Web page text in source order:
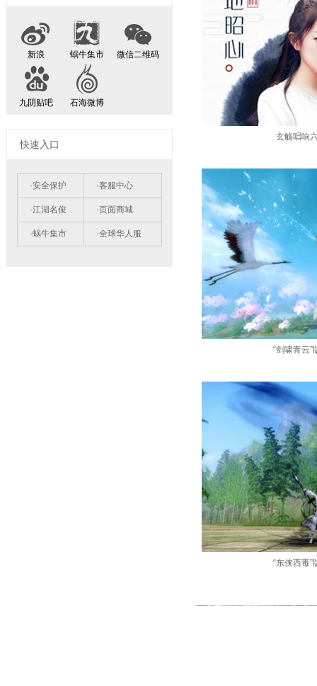
新浪 蜗牛集市 微信二维码
九阴贴吧 石海微博
快速入口
·安全保护 ·客服中心
·江湖名俊 ·页面商城
·蜗牛集市 ·全球华人服
玄觞唱响
“剑啸青云”
“东侠西毒”